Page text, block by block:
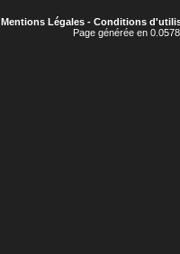
Mentions Légales- Conditions
Page générée en